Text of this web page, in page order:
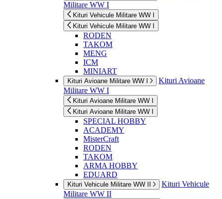
Militare WW I
Kituri Vehicule Militare WW I
Kituri Vehicule Militare WW I
RODEN
TAKOM
MENG
ICM
MINIART
Kituri Avioane Militare WW I
Kituri Avioane
Militare WW I
Kituri Avioane Militare WW I
Kituri Avioane Militare WW I
SPECIAL HOBBY
ACADEMY
MisterCraft
RODEN
TAKOM
ARMA HOBBY
EDUARD
Kituri Vehicule Militare WW II
Kituri Vehicule
Militare WW II